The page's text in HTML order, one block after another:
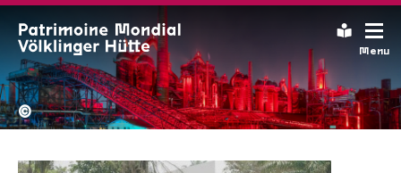
Menu
CATPC
La Völklinger Hütte
Copyright:
©